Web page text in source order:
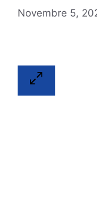
Novembre 5,